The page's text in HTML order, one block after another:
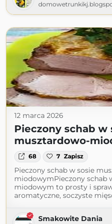
12 marca 2026
Pieczony schab w
musztardowo-
68 7 Zapisz
Pieczony schab w sosie
miodowymPieczony schab
miodowym to prosty i
aromatyczne, soczyste
Smakowite Dania